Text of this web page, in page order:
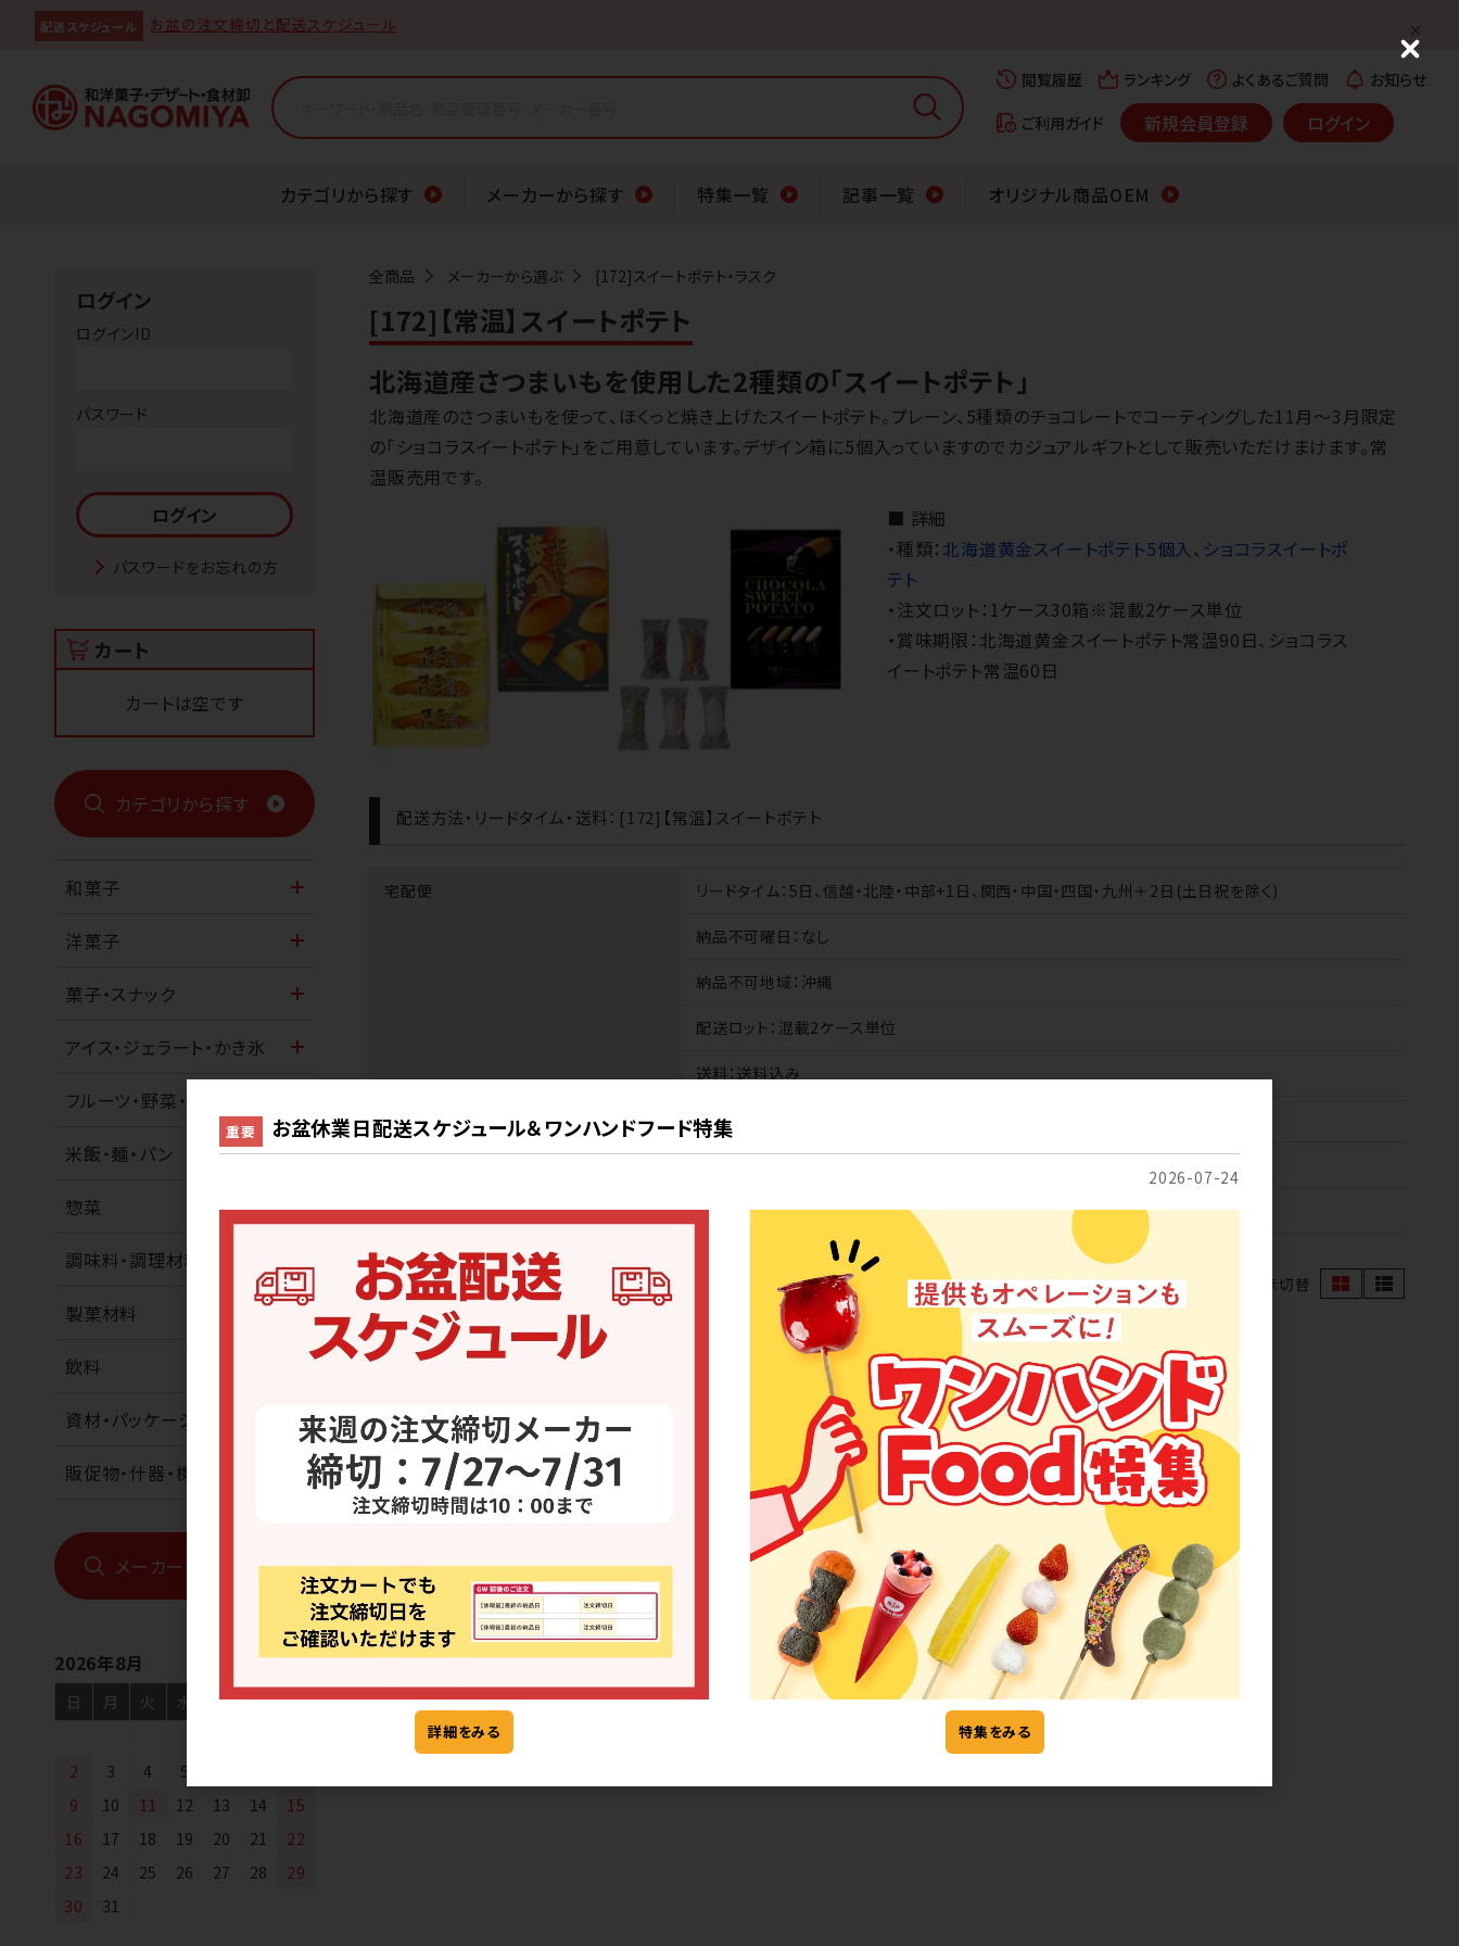
配送スケジュール お盆の注文締切と配送スケジュール
閲覧履歴 ランキング よくあるご質問
お知らせ
ご利用ガイド
新規会員登録 ログイン
カテゴリから探す メーカーから探す 特集一覧 記事一覧 オリジナル商品OEM
全商品 メーカーから選ぶ [172]スイートポテト・ラスク
[172]【常温】スイートポテト
北海道産さつまいもを使用した2種類の「スイートポテト」
北海道産のさつまいもを使って、ほくっと焼き上げたスイートポテト。プレーン、5種類のチョコレートでコーティングした11月～3月限定
の「ショコラスイートポテト」をご用意しています。デザイン箱に5個入っていますのでカジュアルギフトとして販売いただけまけます。常
温販売用です。
■ 詳細
・種類： 北海道黄金スイートポテト5個入、 ショコラスイートポ
テト
・注文ロット：1ケース30箱※混載2ケース単位
・賞味期限：北海道黄金スイートポテト常温90日、ショコラス
イートポテト常温60日
配送方法・リードタイム・送料：[172]【常温】スイートポテト
宅配便 リードタイム：5日、信越・北陸・中部+1日、関西・中国・四国・九州＋2日(土日祝を除く)
納品不可曜日 ：なし
納品不可地域 ：沖縄
配送ロット ：混載2ケース単位
送料：送料込み
業務便 扱いなし
送料 ：無料
2件中 1〜2件目 表示切替
ポテト5個入
[172] ショコラスイートポテ
ト[限定販売 11月～3月]
ログイン
ログインID
パスワード
パスワードをお忘れの方
カート
カートは空です
カテゴリから探す
和菓子
洋菓子
菓子・スナック
アイス・ジェラート・かき氷
フルーツ・野菜・ナッツ
米飯・麺・パン
惣菜
調味料・調理材料
製菓材料
飲料
資材・パッケージ
販促物・什器・機械
メーカーから探す
2026年8月
日 月 火 水 木 金
土
2
3 4 5
9
10 11 12 13 14
15
16
17 18 19 20 21
22
23
24 25 26 27 28
29
30
31
重要 お盆休業日配送スケジュール＆ワンハンドフード特集
2026-07-24
詳細をみる 特集をみる
C
l